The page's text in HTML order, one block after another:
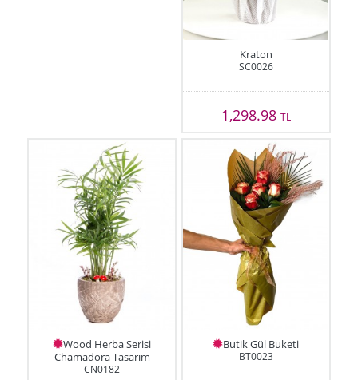
Kraton
SC0026
1,298.98 TL
Wood Herba Serisi
Chamadora Tasarım
CN0182
Butik Gül Buketi
BT0023